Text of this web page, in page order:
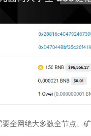
全网绝大多数全节点、